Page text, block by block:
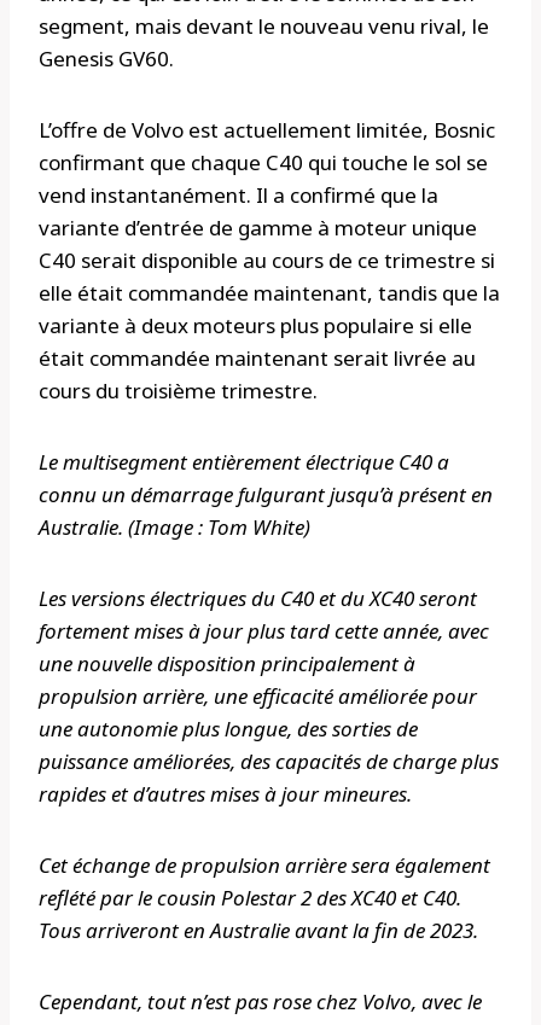
segment, mais devant le nouveau venu rival, le
Genesis GV60.
L’offre de Volvo est actuellement limitée, Bosnic
confirmant que chaque C40 qui touche le sol se
vend instantanément. Il a confirmé que la
variante d’entrée de gamme à moteur unique
C40 serait disponible au cours de ce trimestre si
elle était commandée maintenant, tandis que la
variante à deux moteurs plus populaire si elle
était commandée maintenant serait livrée au
cours du troisième trimestre.
Le multisegment entièrement électrique C40 a
connu un démarrage fulgurant jusqu’à présent en
Australie. (Image : Tom White)
Les versions électriques du C40 et du XC40 seront
fortement mises à jour plus tard cette année, avec
une nouvelle disposition principalement à
propulsion arrière, une efficacité améliorée pour
une autonomie plus longue, des sorties de
puissance améliorées, des capacités de charge plus
rapides et d’autres mises à jour mineures.
Cet échange de propulsion arrière sera également
reflété par le cousin Polestar 2 des XC40 et C40.
Tous arriveront en Australie avant la fin de 2023.
Cependant, tout n’est pas rose chez Volvo, avec le